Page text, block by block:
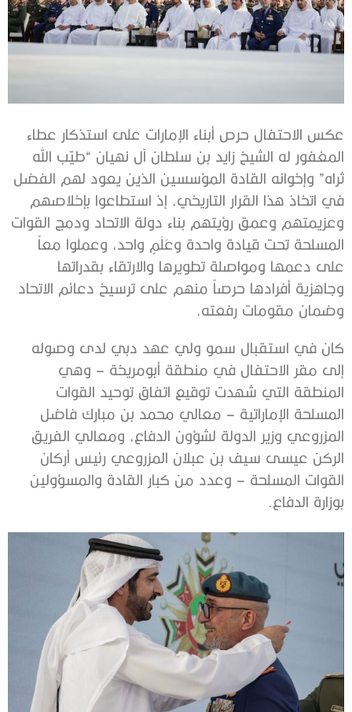
عكس الاحتفال حرص أبناء الإمارات على استذكار عطاء
المغفور له الشيخ زايد بن سلطان آل نهيان “طيّب الله
ثراه” وإخوانه القادة المؤسسين الذين يعود لهم الفضل
في اتخاذ هذا القرار التاريخي، إذ استطاعوا بإخلاصهم
وعزيمتهم وعمق رؤيتهم بناء دولة الاتحاد ودمج القوات
المسلحة تحت قيادة واحدة وعَلَمٍ واحد، وعملوا معاً
على دعمها ومواصلة تطويرها والارتقاء بقدراتها
وجاهزية أفرادها حرصاً منهم على ترسيخ دعائم الاتحاد
وضمان مقومات رفعته.
كان في استقبال سمو ولي عهد دبي لدى وصوله
إلى مقر الاحتفال في منطقة أبومريخة – وهي
المنطقة التي شهدت توقيع اتفاق توحيد القوات
المسلحة الإماراتية – معالي محمد بن مبارك فاضل
المزروعي وزير الدولة لشؤون الدفاع، ومعالي الفريق
الركن عيسى سيف بن عبلان المزروعي رئيس أركان
القوات المسلحة – وعدد من كبار القادة والمسؤولين
بوزارة الدفاع.